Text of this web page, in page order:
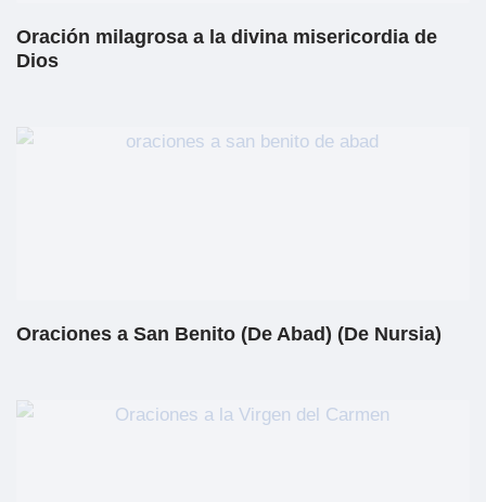
Oración milagrosa a la divina misericordia de
Dios
Oraciones a San Benito (De Abad) (De Nursia)